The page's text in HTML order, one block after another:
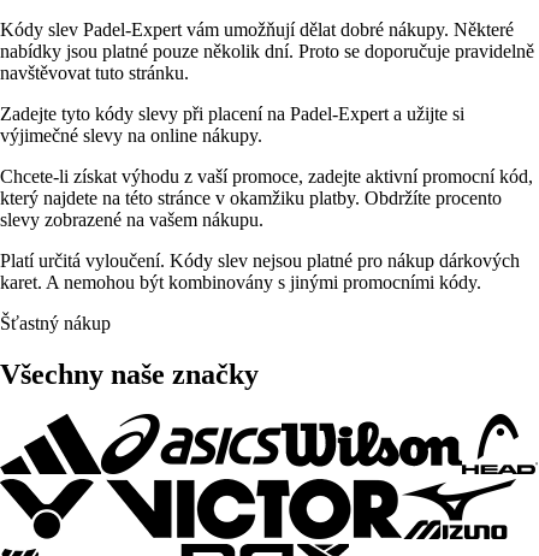
Kódy slev Padel-Expert vám umožňují dělat dobré nákupy. Některé
nabídky jsou platné pouze několik dní. Proto se doporučuje pravidelně
navštěvovat tuto stránku.
Zadejte tyto kódy slevy při placení na Padel-Expert a užijte si
výjimečné slevy na online nákupy.
Chcete-li získat výhodu z vaší promoce, zadejte aktivní promocní kód,
který najdete na této stránce v okamžiku platby. Obdržíte procento
slevy zobrazené na vašem nákupu.
Platí určitá vyloučení. Kódy slev nejsou platné pro nákup dárkových
karet. A nemohou být kombinovány s jinými promocními kódy.
Šťastný nákup
Všechny naše značky